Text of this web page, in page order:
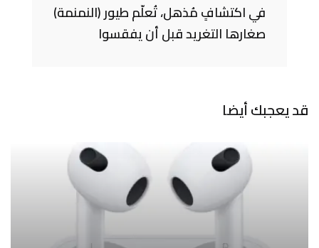
في اكتشافٍ مُذهل، تُعلّم طيور (النمنمة)
صغارها التغريد قبل أن يفقسوا
قد يعجبك أيضا